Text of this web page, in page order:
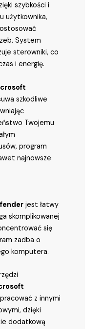
szybkości i
użytkownika,
System
sterowniki, co
i energię.
szkodliwe
Twojemu
program
najnowsze
jest łatwy
skomplikowanej
się
zadba o
komputera.
z innymi
dzięki
dodatkową